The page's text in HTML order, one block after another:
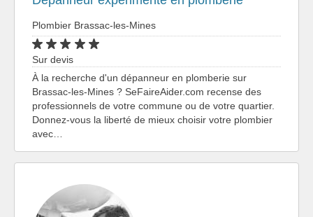
Plombier Brassac-les-Mines
Sur devis
À la recherche d'un dépanneur en plomberie sur
Brassac-les-Mines ? SeFaireAider.com recense des
professionnels de votre commune ou de votre quartier.
Donnez-vous la liberté de mieux choisir votre plombier
avec…